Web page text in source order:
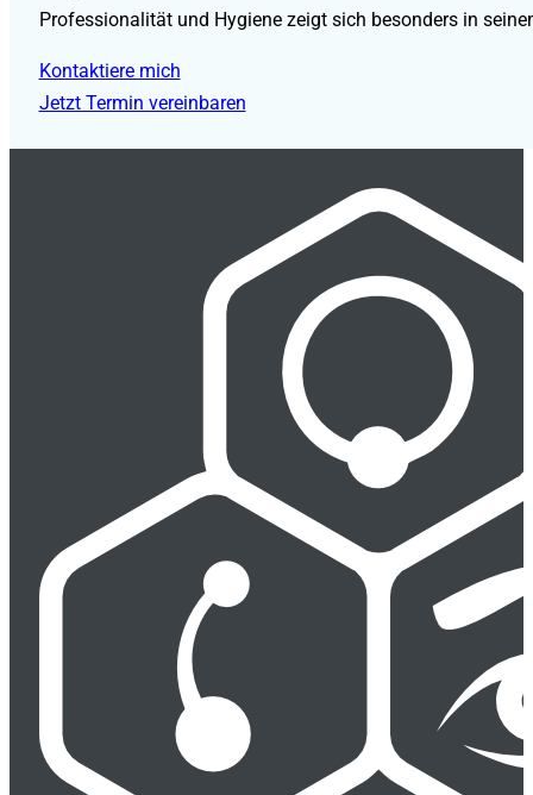
Professionalität und Hygiene zeigt sich besonders in
Kontaktiere mich
Jetzt Termin vereinbaren